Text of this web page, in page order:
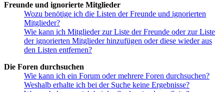
Freunde und ignorierte Mitglieder
Wozu benötige ich die Listen der Freunde und ignorierten
Mitglieder?
Wie kann ich Mitglieder zur Liste der Freunde oder zur Liste
der ignorierten Mitglieder hinzufügen oder diese wieder aus
den Listen entfernen?
Die Foren durchsuchen
Wie kann ich ein Forum oder mehrere Foren durchsuchen?
Weshalb erhalte ich bei der Suche keine Ergebnisse?